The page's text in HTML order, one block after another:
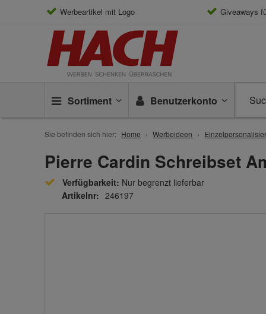
Werbeartikel mit Logo Giveaways
Sortiment Benutzerkonto
Sie befinden sich hier: Home Werbeideen
Pierre Cardin Schreibset
Verfügbarkeit: Nur begrenzt lieferbar
Artikelnr: 246197